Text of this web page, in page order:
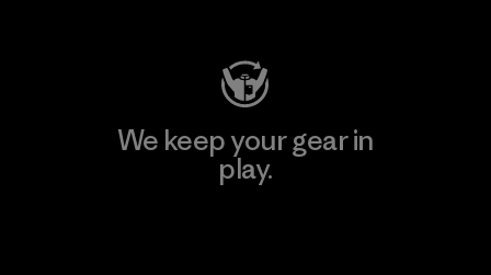
We keep your gear in
play.